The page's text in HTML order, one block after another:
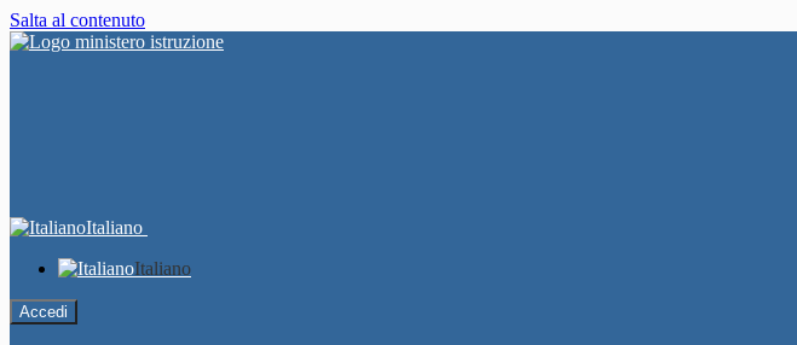
Salta al contenuto
Italiano
Italiano
Accedi